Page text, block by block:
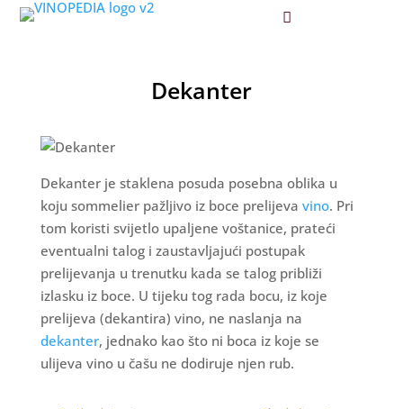
Dekanter
Dekanter je staklena posuda posebna oblika u
koju sommelier pažljivo iz boce prelijeva vino. Pri
tom koristi svijetlo upaljene voštanice, prateći
eventualni talog i zaustavljajući postupak
prelijevanja u trenutku kada se talog približi
izlasku iz boce. U tijeku tog rada bocu, iz koje
prelijeva (dekantira) vino, ne naslanja na
dekanter, jednako kao što ni boca iz koje se
ulijeva vino u čašu ne dodiruje njen rub.